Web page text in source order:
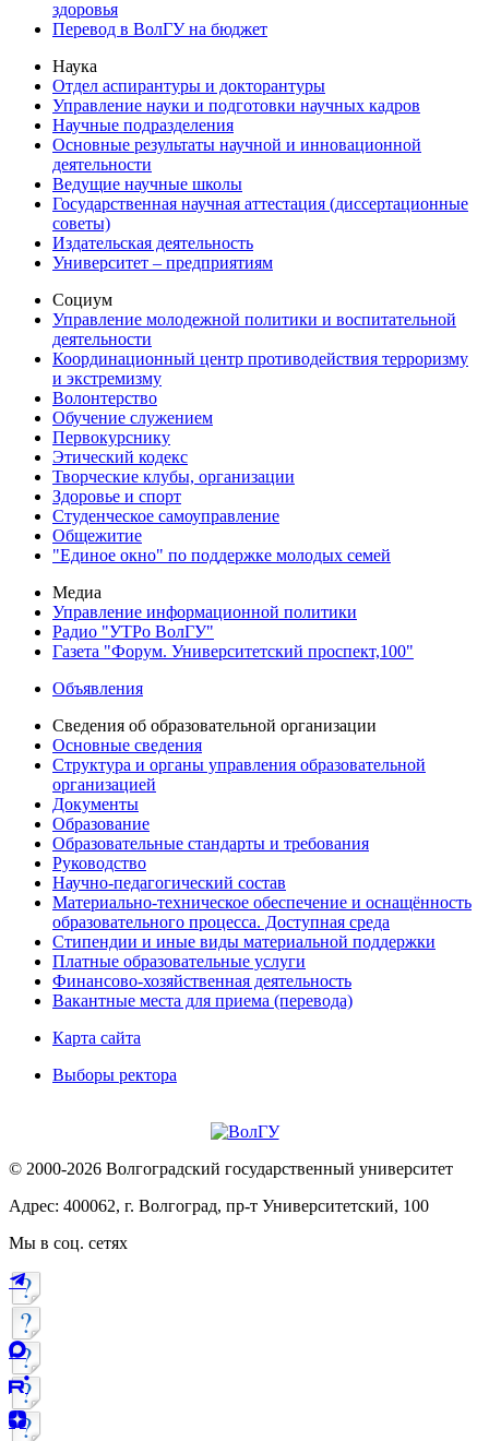
здоровья
Перевод в ВолГУ на бюджет
Наука
Отдел аспирантуры и докторантуры
Управление науки и подготовки научных кадров
Научные подразделения
Основные результаты научной и инновационной
деятельности
Ведущие научные школы
Государственная научная аттестация (диссертационные
советы)
Издательская деятельность
Университет – предприятиям
Социум
Управление молодежной политики и воспитательной
деятельности
Координационный центр противодействия терроризму
и экстремизму
Волонтерство
Обучение служением
Первокурснику
Этический кодекс
Творческие клубы, организации
Здоровье и спорт
Студенческое самоуправление
Общежитие
"Единое окно" по поддержке молодых семей
Медиа
Управление информационной политики
Радио "УТРо ВолГУ"
Газета "Форум. Университетский проспект,100"
Объявления
Сведения об образовательной организации
Основные сведения
Структура и органы управления образовательной
организацией
Документы
Образование
Образовательные стандарты и требования
Руководство
Научно-педагогический состав
Материально-техническое обеспечение и оснащённость
образовательного процесса. Доступная среда
Стипендии и иные виды материальной поддержки
Платные образовательные услуги
Финансово-хозяйственная деятельность
Вакантные места для приема (перевода)
Карта сайта
Выборы ректора
© 2000-2026 Волгоградский государственный университет
Адрес: 400062, г. Волгоград, пр-т Университетский, 100
Мы в соц. сетях